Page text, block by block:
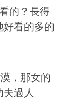
的？長得
看的多的
，那女的
過人